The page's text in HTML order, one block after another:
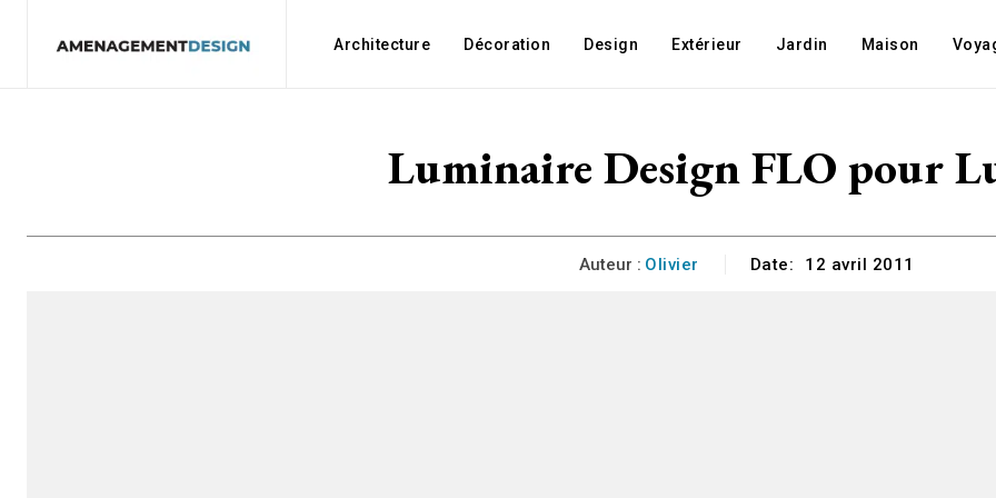
Architecture Décoration Design Extérieur Jardin Maison
Luminaire Design FLO pour
Auteur : Olivier Date: 12 avril 2011